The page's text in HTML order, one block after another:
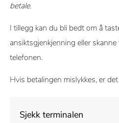
betale.
I tillegg kan du bli bedt om å
ansiktsgjenkjenning eller
telefonen.
Hvis betalingen mislykkes, er
Sjekk terminalen